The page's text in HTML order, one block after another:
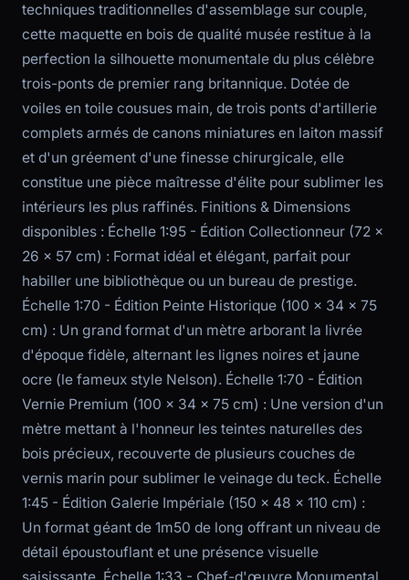
techniques traditionnelles d'assemblage sur couple,
cette maquette en bois de qualité musée restitue à la
perfection la silhouette monumentale du plus célèbre
trois-ponts de premier rang britannique. Dotée de
voiles en toile cousues main, de trois ponts d'artillerie
complets armés de canons miniatures en laiton massif
et d'un gréement d'une finesse chirurgicale, elle
constitue une pièce maîtresse d'élite pour sublimer les
intérieurs les plus raffinés. Finitions & Dimensions
disponibles : Échelle 1:95 - Édition Collectionneur (72 x
26 x 57 cm) : Format idéal et élégant, parfait pour
habiller une bibliothèque ou un bureau de prestige.
Échelle 1:70 - Édition Peinte Historique (100 x 34 x 75
cm) : Un grand format d'un mètre arborant la livrée
d'époque fidèle, alternant les lignes noires et jaune
ocre (le fameux style Nelson). Échelle 1:70 - Édition
Vernie Premium (100 x 34 x 75 cm) : Une version d'un
mètre mettant à l'honneur les teintes naturelles des
bois précieux, recouverte de plusieurs couches de
vernis marin pour sublimer le veinage du teck. Échelle
1:45 - Édition Galerie Impériale (150 x 48 x 110 cm) :
Un format géant de 1m50 de long offrant un niveau de
détail époustouflant et une présence visuelle